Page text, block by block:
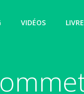
VIDÉOS LIVRE